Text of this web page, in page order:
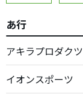
あ行
アキラプロダクツ
イオンスポーツ